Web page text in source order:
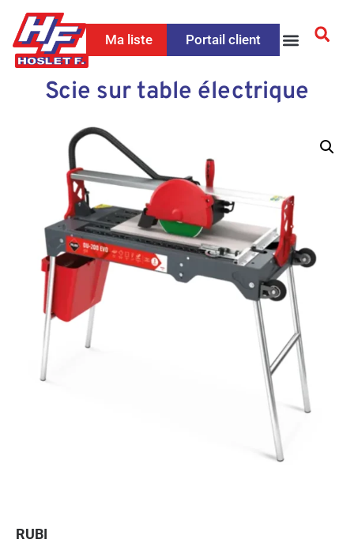
Ma liste Portail client
Scie sur table électrique
RUBI